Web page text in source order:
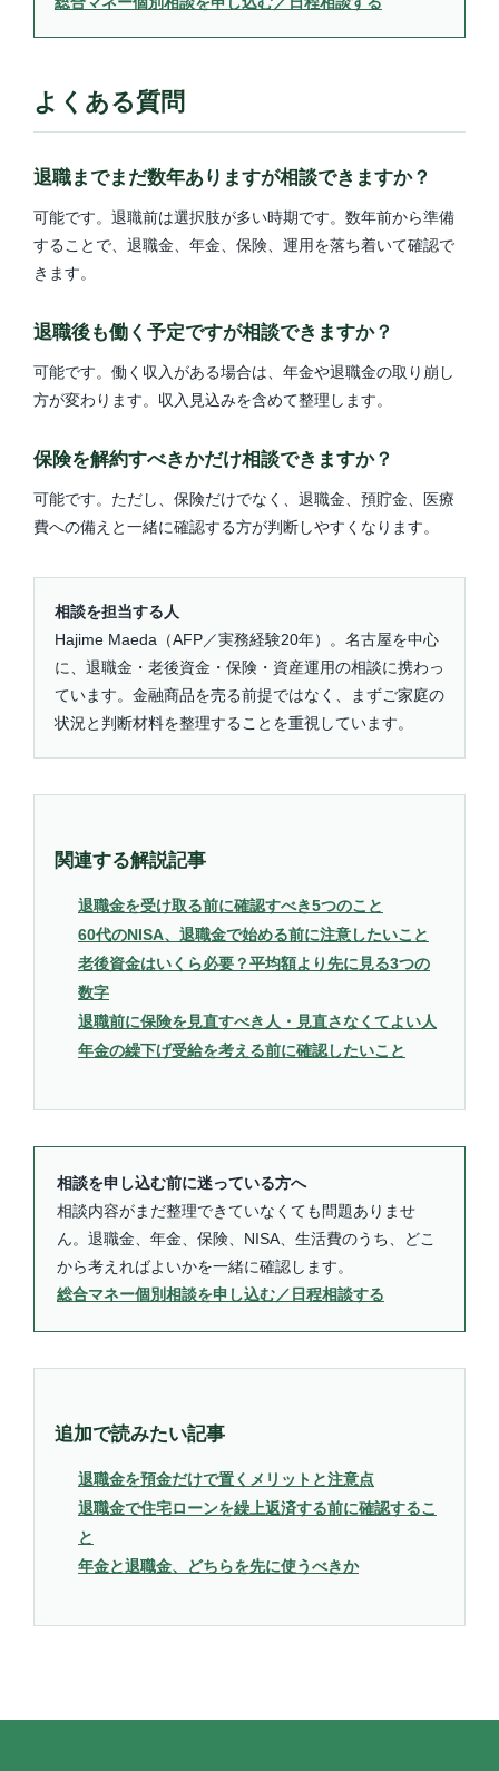
よくある質問
退職までまだ数年ありますが相談できますか？
可能です。退職前は選択肢が多い時期です。数年前から準備
することで、退職金、年金、保険、運用を落ち着いて確認で
きます。
退職後も働く予定ですが相談できますか？
可能です。働く収入がある場合は、年金や退職金の取り崩し
方が変わります。収入見込みを含めて整理します。
保険を解約すべきかだけ相談できますか？
可能です。ただし、保険だけでなく、退職金、預貯金、医療
費への備えと一緒に確認する方が判断しやすくなります。
相談を担当する人
Hajime Maeda（AFP／実務経験20年）。名古屋を中心
に、退職金・老後資金・保険・資産運用の相談に携わっ
ています。金融商品を売る前提ではなく、まずご家庭の
状況と判断材料を整理することを重視しています。
関連する解説記事
退職金を受け取る前に確認すべき5つのこと
60代のNISA、退職金で始める前に注意したいこと
老後資金はいくら必要？平均額より先に見る3つの
数字
退職前に保険を見直すべき人・見直さなくてよい人
年金の繰下げ受給を考える前に確認したいこと
相談を申し込む前に迷っている方へ
相談内容がまだ整理できていなくても問題ありませ
ん。退職金、年金、保険、NISA、生活費のうち、どこ
から考えればよいかを一緒に確認します。
総合マネー個別相談を申し込む／日程相談する
追加で読みたい記事
退職金を預金だけで置くメリットと注意点
退職金で住宅ローンを繰上返済する前に確認するこ
と
年金と退職金、どちらを先に使うべきか